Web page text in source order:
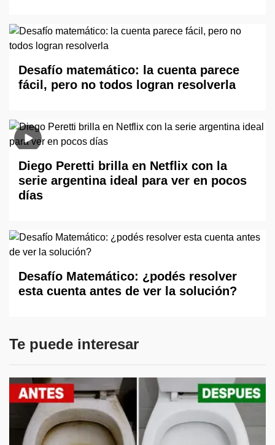
Desafío matemático: la cuenta parece
fácil, pero no todos logran resolverla
Diego Peretti brilla en Netflix con la
serie argentina ideal para ver en pocos
días
Desafío Matemático: ¿podés resolver
esta cuenta antes de ver la solución?
Te puede interesar